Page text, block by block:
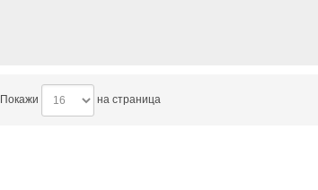
Покажи на страница